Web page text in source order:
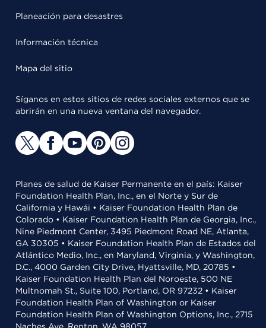
Planeación para desastres
Información técnica
Mapa del sitio
Síganos en estos sitios de redes sociales externos que se
abrirán en una nueva ventana del navegador.
Planes de salud de Kaiser Permanente en el país: Kaiser
Foundation Health Plan, Inc., en el Norte y Sur de
California y Hawái • Kaiser Foundation Health Plan de
Colorado • Kaiser Foundation Health Plan de Georgia, Inc.,
Nine Piedmont Center, 3495 Piedmont Road NE, Atlanta,
GA 30305 • Kaiser Foundation Health Plan de Estados del
Atlántico Medio, Inc., en Maryland, Virginia, y Washington,
D.C., 4000 Garden City Drive, Hyattsville, MD, 20785 •
Kaiser Foundation Health Plan del Noroeste, 500 NE
Multnomah St., Suite 100, Portland, OR 97232 • Kaiser
Foundation Health Plan of Washington or Kaiser
Foundation Health Plan of Washington Options, Inc., 2715